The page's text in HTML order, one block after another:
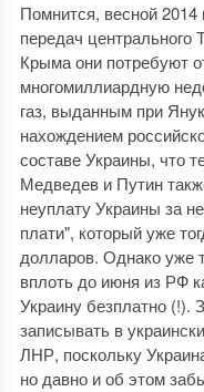
Помнится, весной
передач
Крыма они потребуют
многомиллиардную
газ, выданным при
нахождением
составе Украины, что
Медведев и Путин
неуплату Украины за
плати", который уже
долларов. Однако уже
вплоть до июня из РФ
Украину безплатно (!).
записывать в
ЛНР, поскольку
но давно и об этом